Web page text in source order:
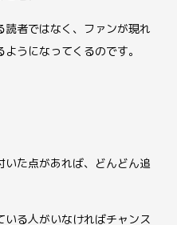
者ではなく、ファンが現れ
うになってくるのです。
いた点があれば、どんどん追
る人がいなければチャンス